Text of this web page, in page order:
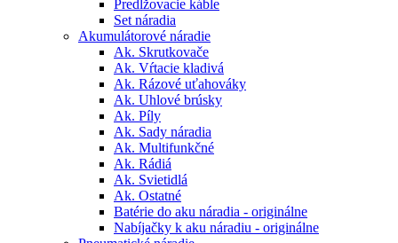
Predlžovacie káble
Set náradia
Akumulátorové náradie
Ak. Skrutkovače
Ak. Vŕtacie kladivá
Ak. Rázové uťahováky
Ak. Uhlové brúsky
Ak. Píly
Ak. Sady náradia
Ak. Multifunkčné
Ak. Rádiá
Ak. Svietidlá
Ak. Ostatné
Batérie do aku náradia - originálne
Nabíjačky k aku náradiu - originálne